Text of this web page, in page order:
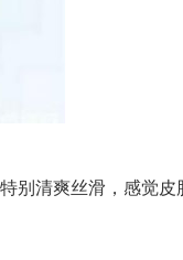
别清爽丝滑，感觉皮